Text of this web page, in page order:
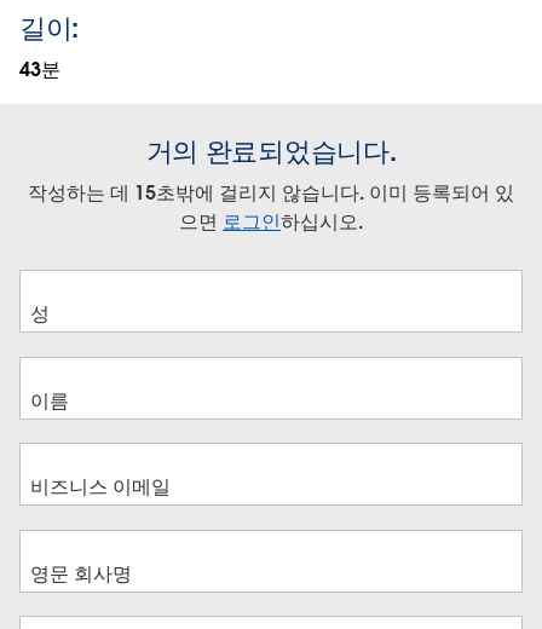
길이:
43분
거의 완료되었습니다.
작성하는 데 15초밖에 걸리지 않습니다. 이미 등록되어 있
으면 로그인하십시오.